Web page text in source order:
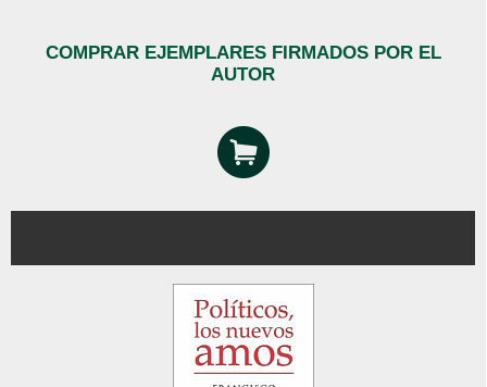
COMPRAR EJEMPLARES FIRMADOS POR EL
AUTOR